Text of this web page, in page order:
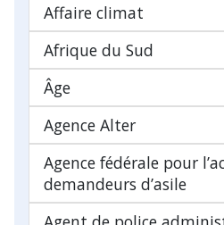
Affaire climat
Afrique du Sud
Âge
Agence Alter
Agence fédérale pour
demandeurs d’asile